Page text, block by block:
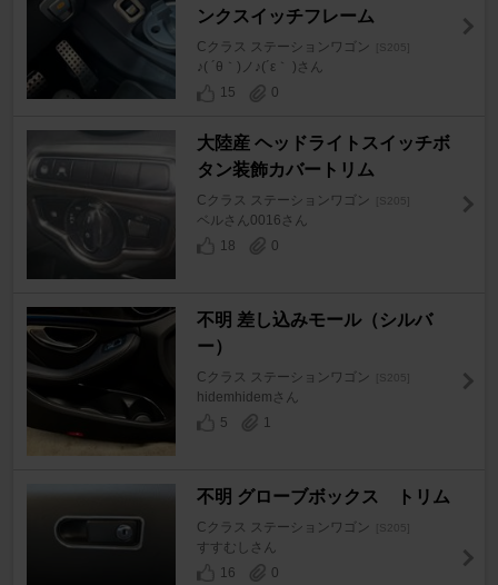
ンクスイッチフレーム
Cクラス ステーションワゴン [S205]
♪( ´θ｀)ノ♪(´ε｀ )さん
15
0
大陸産 ヘッドライトスイッチボ
タン装飾カバートリム
Cクラス ステーションワゴン [S205]
ベルさん0016さん
18
0
不明 差し込みモール（シルバ
ー）
Cクラス ステーションワゴン [S205]
hidemhidemさん
5
1
不明 グローブボックス トリム
Cクラス ステーションワゴン [S205]
すすむしさん
16
0